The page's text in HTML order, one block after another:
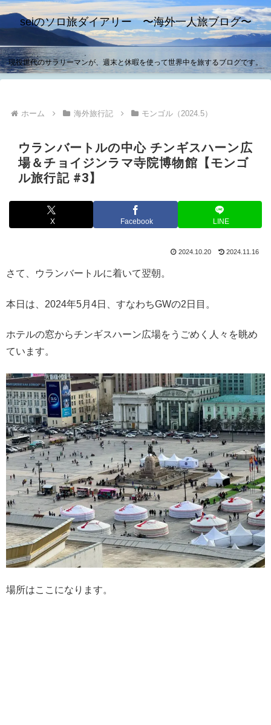
seiのソロ旅ダイアリー 〜海外一人旅ブログ〜
現役世代のサラリーマンが、週末と休暇を使って世界中を旅するブログです。
ホーム 海外旅行記 モンゴル（2024.5）
ウランバートルの中心 チンギスハーン広
場＆チョイジンラマ寺院博物館【モンゴ
ル旅行記 #3】
X Facebook LINE
2024.10.20 2024.11.16
さて、ウランバートルに着いて翌朝。
本日は、2024年5月4日、すなわちGWの2日目。
ホテルの窓からチンギスハーン広場をうごめく人々を眺め
ています。
場所はここになります。